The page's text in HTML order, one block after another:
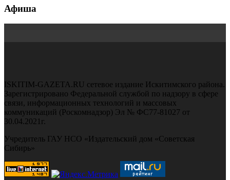
Афиша
ISKITIM-GAZETA.RU сетевое издание Искитимского района.
Зарегистрировано Федеральной службой по надзору в сфере
связи, информационных технологий и массовых
коммуникаций (Роскомнадзор) Эл № ФС77-81027 от
30.04.2021г.
Учредитель ГАУ НСО «Издательский дом «Советская
Сибирь»